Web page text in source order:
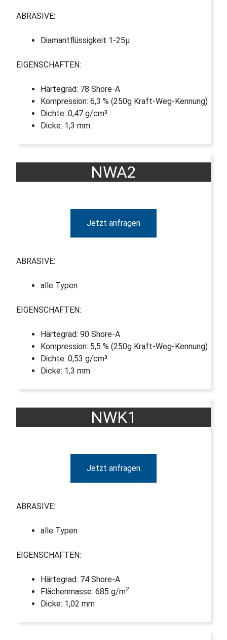
ABRASIVE:
Diamantflüssigkeit 1-25µ
EIGENSCHAFTEN:
Härtegrad: 78 Shore-A
Kompression: 6,3 % (250g Kraft-Weg-Kennung)
Dichte: 0,47 g/cm³
Dicke: 1,3 mm
NWA2
Jetzt anfragen
ABRASIVE:
alle Typen
EIGENSCHAFTEN:
Härtegrad: 90 Shore-A
Kompression: 5,5 % (250g Kraft-Weg-Kennung)
Dichte: 0,53 g/cm³
Dicke: 1,3 mm
NWK1
Jetzt anfragen
ABRASIVE:
alle Typen
EIGENSCHAFTEN:
Härtegrad: 74 Shore-A
Flächenmasse: 685 g/m2
Dicke: 1,02 mm